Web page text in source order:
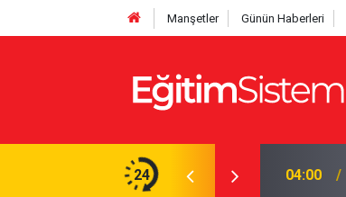
Manşetler Günün Haberleri
24
Sınavla Alan Liseler Yüzde 95,76
04:00